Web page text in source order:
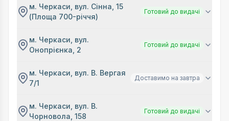
м. Черкаси, вул. Сінна, 15
(Площа 700-річчя)
Готовий до видачі
м. Черкаси, вул.
Онопрієнка, 2
Готовий до видачі
м. Черкаси, вул. В. Вергая
7/1
Доставимо на завтра
м. Черкаси, вул. В.
Чорновола, 158
Готовий до видачі